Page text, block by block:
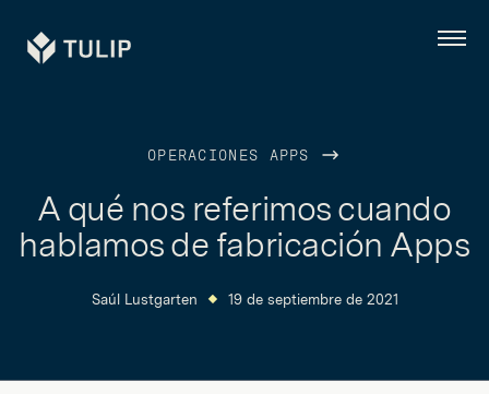
Tulip Menú
OPERACIONES APPS
A qué nos referimos cuando
hablamos de fabricación Apps
Saúl Lustgarten 19 de septiembre de 2021